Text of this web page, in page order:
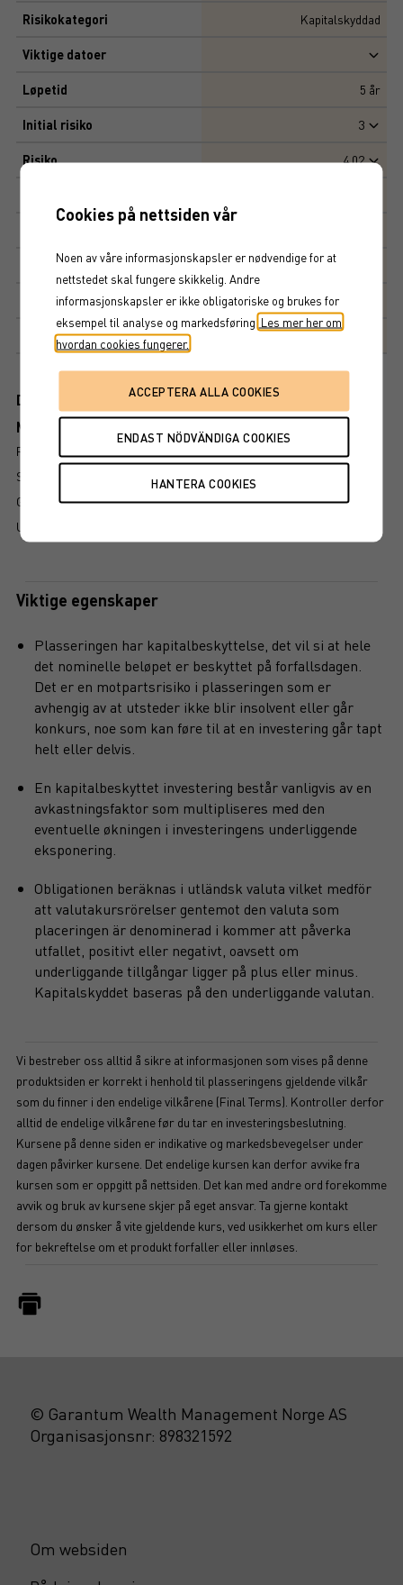
Risikokategori Kapitalskyddad
Viktige datoer
Løpetid 5 år
Initial risiko 3
Risiko 4,02
Kapitalbeskyttelse
Avkastningsfaktor
Markedsplass NASDAQ STOCKHOLM AB
Dokument
Mer information om produkten
RISIKO
SLIK LESER DU FAKTABLADET
GRUNDPROSPEKT
UTSKRIFT
Viktige egenskaper
Plasseringen har kapitalbeskyttelse, det vil si at hele
det nominelle beløpet er beskyttet på forfallsdagen.
Det er en motpartsrisiko i plasseringen som er
avhengig av at utsteder ikke blir insolvent eller går
konkurs, noe som kan føre til at en investering går tapt
helt eller delvis.
En kapitalbeskyttet investering består vanligvis av en
avkastningsfaktor som multipliseres med den
eventuelle økningen i investeringens underliggende
eksponering.
Obligationen beräknas i utländsk valuta vilket medför
att valutakursrörelser gentemot den valuta som
placeringen är denominerad i kommer att påverka
utfallet, positivt eller negativt, oavsett om
underliggande tillgångar ligger på plus eller minus.
Kapitalskyddet baseras på den underliggande valutan.
Vi bestreber oss alltid å sikre at informasjonen som vises på denne
produktsiden er korrekt i henhold til plasseringens gjeldende vilkår
som du finner i den endelige vilkårene (Final Terms). Kontroller derfor
alltid de endelige vilkårene før du tar en investeringsbeslutning.
Kursene på denne siden er indikative og markedsbevegelser under
dagen påvirker kursene. Det endelige kursen kan derfor avvike fra
kursen som er oppgitt på nettsiden. Det kan med andre ord forekomme
avvik og bruk av kursene skjer på eget ansvar. Ta gjerne kontakt
dersom du ønsker å vite gjeldende kurs, ved usikkerhet om kurs eller
for bekreftelse om et produkt forfaller eller innløses.
© Garantum Wealth Management Norge AS
Organisasjonsnr: 898321592
Om websiden
Cookies på nettsiden vår
Noen av våre informasjonskapsler er nødvendige for at
nettstedet skal fungere skikkelig. Andre
informasjonskapsler er ikke obligatoriske og brukes for
eksempel til analyse og markedsføring. Les mer her om
hvordan cookies fungerer.